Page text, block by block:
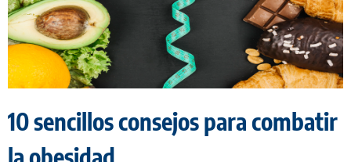
10 sencillos consejos para combatir